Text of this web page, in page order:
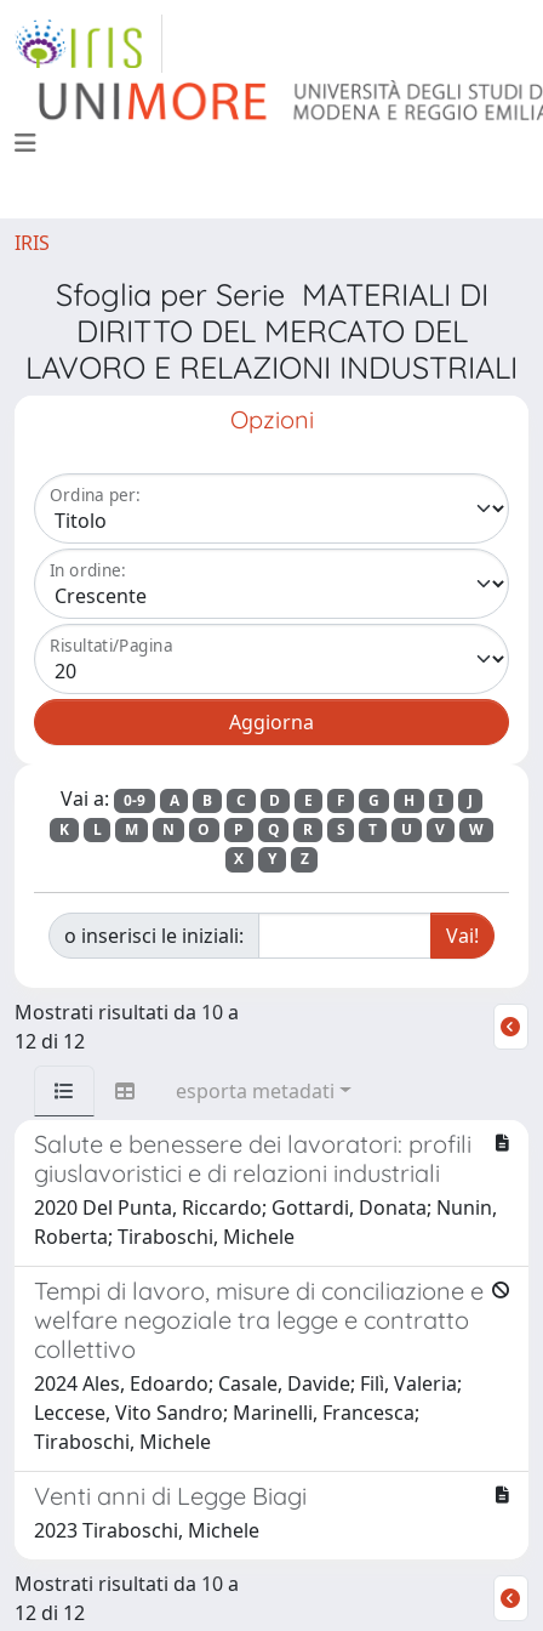
IRIS
Sfoglia per Serie MATERIALI DI
DIRITTO DEL MERCATO DEL
LAVORO E RELAZIONI INDUSTRIALI
Opzioni
Ordina per:
In ordine:
Risultati/Pagina
Vai a: 0-9 A B C D E F G H I
J
K
L M N O P Q R S T U V
W
X
Y Z
o inserisci le iniziali:
Mostrati risultati da 10 a
12 di 12
esporta metadati
Salute e benessere dei lavoratori: profili
giuslavoristici e di relazioni industriali
2020 Del Punta, Riccardo; Gottardi, Donata; Nunin,
Roberta; Tiraboschi, Michele
Tempi di lavoro, misure di conciliazione e
welfare negoziale tra legge e contratto
collettivo
2024 Ales, Edoardo; Casale, Davide; Filì, Valeria;
Leccese, Vito Sandro; Marinelli, Francesca;
Tiraboschi, Michele
Venti anni di Legge Biagi
2023 Tiraboschi, Michele
Mostrati risultati da 10 a
12 di 12